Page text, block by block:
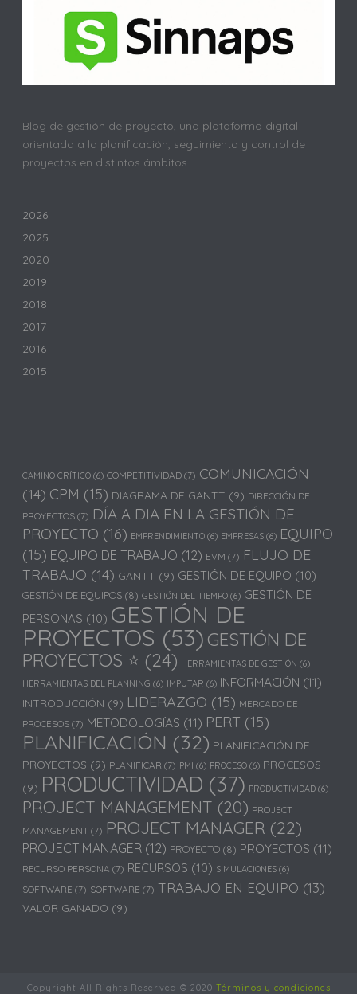
Blog de gestión de proyecto, una plataforma digital
orientada a la planificación, seguimiento y control de
proyectos en distintos ámbitos.
2026
2025
2020
2019
2018
2017
2016
2015
CAMINO CRÍTICO (6) COMPETITIVIDAD (7) COMUNICACIÓN
(14) CPM (15) DIAGRAMA DE GANTT (9) DIRECCIÓN DE
PROYECTOS (7) DÍA A DIA EN LA GESTIÓN DE
PROYECTO (16) EMPRENDIMIENTO (6) EMPRESAS (6) EQUIPO
(15) EQUIPO DE TRABAJO (12) EVM (7) FLUJO DE
TRABAJO (14) GANTT (9) GESTIÓN DE EQUIPO (10)
GESTIÓN DE EQUIPOS (8) GESTIÓN DEL TIEMPO (6) GESTIÓN DE
PERSONAS (10) GESTIÓN DE
PROYECTOS (53) GESTIÓN DE
PROYECTOS ⭐ (24) HERRAMIENTAS DE GESTIÓN (6)
HERRAMIENTAS DEL PLANNING (6) IMPUTAR (6) INFORMACIÓN (11)
INTRODUCCIÓN (9) LIDERAZGO (15) MERCADO DE
PROCESOS (7) METODOLOGÍAS (11) PERT (15)
PLANIFICACIÓN (32) PLANIFICACIÓN DE
PROYECTOS (9) PLANIFICAR (7) PMI (6) PROCESO (6) PROCESOS
(9) PRODUCTIVIDAD (37) PRODUCTIVIDAD (6)
PROJECT MANAGEMENT (20) PROJECT
MANAGEMENT (7) PROJECT MANAGER (22)
PROJECT MANAGER (12) PROYECTO (8) PROYECTOS (11)
RECURSO PERSONA (7) RECURSOS (10) SIMULACIONES (6)
SOFTWARE (7) SOFTWARE (7) TRABAJO EN EQUIPO (13)
VALOR GANADO (9)
Copyright All Rights Reserved © 2020 Términos y condiciones